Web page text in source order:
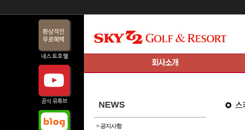
NEWS
>공지사항